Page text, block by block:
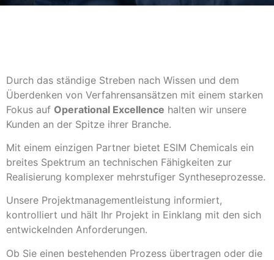
Durch das ständige Streben nach Wissen und dem
Überdenken von Verfahrensansätzen mit einem starken
Fokus auf Operational Excellence halten wir unsere
Kunden an der Spitze ihrer Branche.
Mit einem einzigen Partner bietet ESIM Chemicals ein
breites Spektrum an technischen Fähigkeiten zur
Realisierung komplexer mehrstufiger Syntheseprozesse.
Unsere Projektmanagementleistung informiert,
kontrolliert und hält Ihr Projekt in Einklang mit den sich
entwickelnden Anforderungen.
Ob Sie einen bestehenden Prozess übertragen oder die